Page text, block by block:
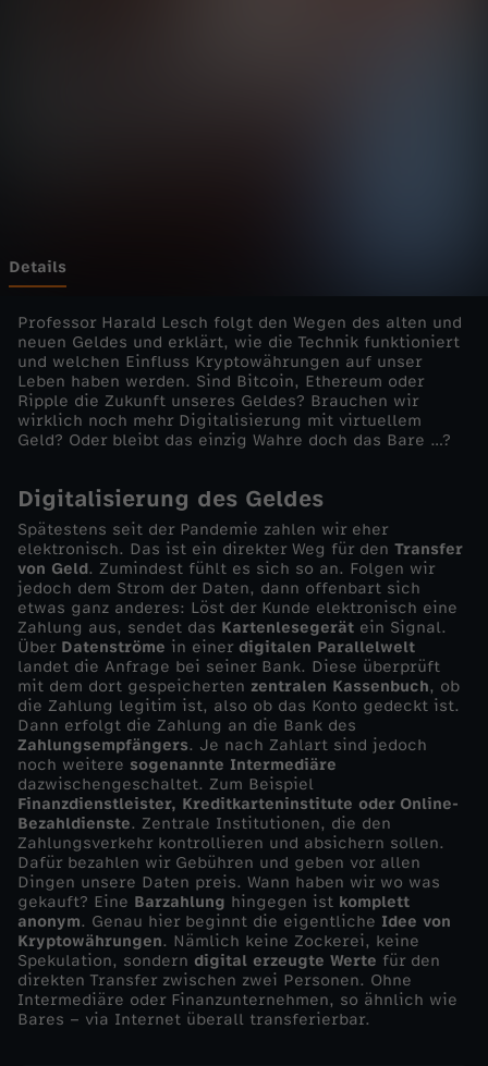
-
K
r
y
p
t
o
,
B
i
t
c
o
i
n
Details
Professor Harald Lesch folgt den Wegen des alten und
neuen Geldes und erklärt, wie die Technik funktioniert
und welchen Einfluss Kryptowährungen auf unser
Leben haben werden. Sind Bitcoin, Ethereum oder
Ripple die Zukunft unseres Geldes? Brauchen wir
wirklich noch mehr Digitalisierung mit virtuellem
Geld? Oder bleibt das einzig Wahre doch das Bare …?
Digitalisierung des Geldes
Spätestens seit der Pandemie zahlen wir eher
elektronisch. Das ist ein direkter Weg für den Transfer
von Geld. Zumindest fühlt es sich so an. Folgen wir
jedoch dem Strom der Daten, dann offenbart sich
etwas ganz anderes: Löst der Kunde elektronisch eine
Zahlung aus, sendet das Kartenlesegerät ein Signal.
Über Datenströme in einer digitalen Parallelwelt
landet die Anfrage bei seiner Bank. Diese überprüft
mit dem dort gespeicherten zentralen Kassenbuch, ob
die Zahlung legitim ist, also ob das Konto gedeckt ist.
Dann erfolgt die Zahlung an die Bank des
Zahlungsempfängers. Je nach Zahlart sind jedoch
noch weitere sogenannte Intermediäre
dazwischengeschaltet. Zum Beispiel
Finanzdienstleister, Kreditkarteninstitute oder Online-
Bezahldienste. Zentrale Institutionen, die den
Zahlungsverkehr kontrollieren und absichern sollen.
Dafür bezahlen wir Gebühren und geben vor allen
Dingen unsere Daten preis. Wann haben wir wo was
gekauft? Eine Barzahlung hingegen ist komplett
anonym. Genau hier beginnt die eigentliche Idee von
Kryptowährungen. Nämlich keine Zockerei, keine
Spekulation, sondern digital erzeugte Werte für den
direkten Transfer zwischen zwei Personen. Ohne
Intermediäre oder Finanzunternehmen, so ähnlich wie
Bares – via Internet überall transferierbar.